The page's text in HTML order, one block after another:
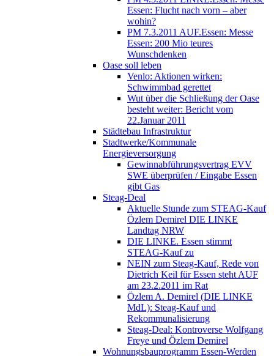
Essen: Flucht nach vorn – aber
wohin?
PM 7.3.2011 AUF.Essen: Messe
Essen: 200 Mio teures
Wunschdenken
Oase soll leben
Venlo: Aktionen wirken:
Schwimmbad gerettet
Wut über die Schließung der Oase
besteht weiter: Bericht vom
22.Januar 2011
Städtebau Infrastruktur
Stadtwerke/Kommunale
Energieversorgung
Gewinnabführungsvertrag EVV
SWE überprüfen / Eingabe Essen
gibt Gas
Steag-Deal
Aktuelle Stunde zum STEAG-Kauf
Özlem Demirel DIE LINKE
Landtag NRW
DIE LINKE. Essen stimmt
STEAG-Kauf zu
NEIN zum Steag-Kauf, Rede von
Dietrich Keil für Essen steht AUF
am 23.2.2011 im Rat
Özlem A. Demirel (DIE LINKE
MdL): Steag-Kauf und
Rekommunalisierung
Steag-Deal: Kontroverse Wolfgang
Freye und Özlem Demirel
Wohnungsbauprogramm Essen-Werden